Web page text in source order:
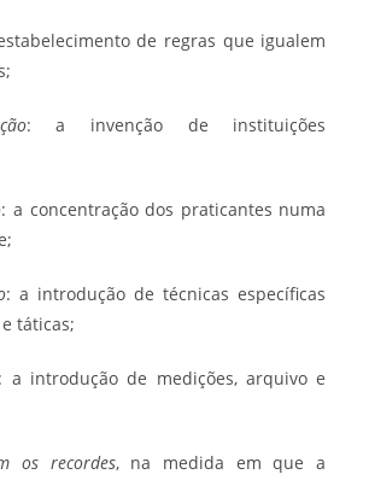
de regras que igualem
: a invenção de instituições
: a concentração dos praticantes numa
: a introdução de técnicas específicas
táticas;
: a introdução de medições, arquivo e
os recordes, na medida em que a